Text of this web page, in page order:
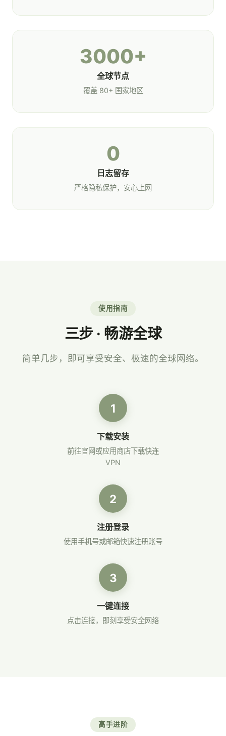
3000+
全球节点
覆盖 80+ 国家地区
0
日志留存
严格隐私保护，安心上网
使用指南
三步 · 畅游全球
简单几步，即可享受安全、极速的全球网络。
1
下载安装
前往官网或应用商店下载快连
VPN
2
注册登录
使用手机号或邮箱快速注册账号
3
一键连接
点击连接，即刻享受安全网络
高手进阶